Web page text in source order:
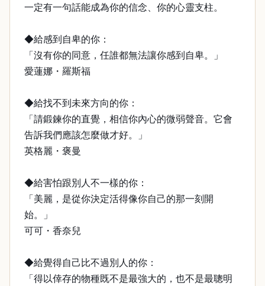
一定有一句話能成為你的信念、你的心靈支柱。
◆給感到自卑的你：
「沒有你的同意，任誰都無法讓你感到自卑。」
愛蓮娜・羅斯福
◆給找不到未來方向的你：
「請鍛鍊你的直覺，相信你內心的微弱聲音。它會
告訴我們應該怎麼做才好。」
英格麗・褒曼
◆給害怕跟別人不一樣的你：
「美麗，是從你決定活得像你自己的那一刻開
始。」
可可・香奈兒
◆給覺得自己比不過別人的你：
「得以倖存的物種既不是最強大的，也不是最聰明